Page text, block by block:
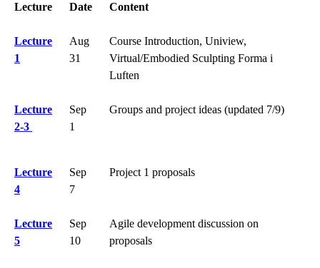
Lecture Date Content
Lecture
1
Aug
31
Course Introduction, Uniview,
Virtual/Embodied Sculpting Forma i
Luften
Lecture
2-3
Sep
1
Groups and project ideas (updated 7/9)
Lecture
4
Sep
7
Project 1 proposals
Lecture
5
Sep
10
Agile development discussion on
proposals